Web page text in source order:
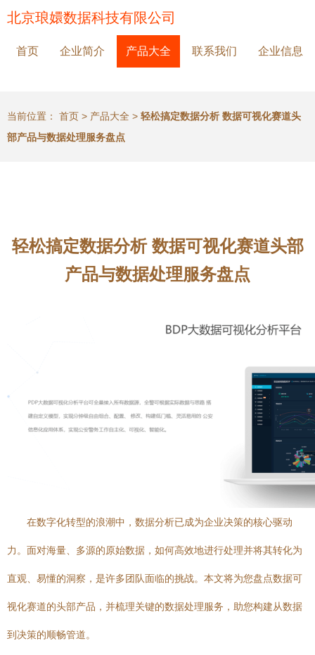
北京琅嬛数据科技有限公司
首页 企业简介 产品大全 联系我们 企业信息
当前位置： 首页 > 产品大全 > 轻松搞定数据分析 数据可视化赛道头
部产品与数据处理服务盘点
轻松搞定数据分析 数据可视化赛道头部
产品与数据处理服务盘点
在数字化转型的浪潮中，数据分析已成为企业决策的核心驱动
力。面对海量、多源的原始数据，如何高效地进行处理并将其转化为
直观、易懂的洞察，是许多团队面临的挑战。本文将为您盘点数据可
视化赛道的头部产品，并梳理关键的数据处理服务，助您构建从数据
到决策的顺畅管道。